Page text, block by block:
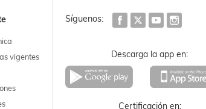
vigentes
Síguenos:
Descarga la app en:
Certificación en: